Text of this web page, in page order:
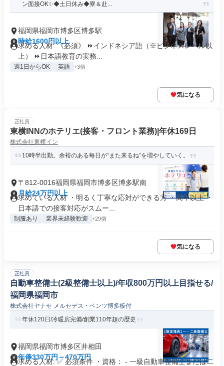
ン面接OK✨◆土日休み◆寮＆赴...
福岡県福岡市博多区博多駅
時給1600円以上
求める人材: 《必須》 ⏩インドネシア語（※ビジネスレベル以
上） ⏩日本語教育の実務...
週1日からOK 英語 +3個
気になる
正社員
東横INNのホテリエ(接客・フロント業務)|年休169日
株式会社東横イン
10時半出勤。余裕のある毎日が“また来るね”を増やしていく。
〒812-0016福岡県福岡市博多区博多駅南
月給24万円以上
求めている人材 ・明るく丁寧な応対ができる方 ・高卒以上 ・
日本語での接客対応がスムー...
制服あり 業界未経験歓迎 +29個
気になる
正社員
自動車整備士(2級整備士以上)/年収800万円以上目指せる/
福岡県福岡市
株式会社ヤナセ メルセデス・ベンツ博多板付
年休120日/冷暖房完備/創業110年超の歴史
福岡県福岡市博多区井相田
年俸330万円～470万円
求める人材: ✅ 必須条件 ・資格： - 一級自動車整備士または二